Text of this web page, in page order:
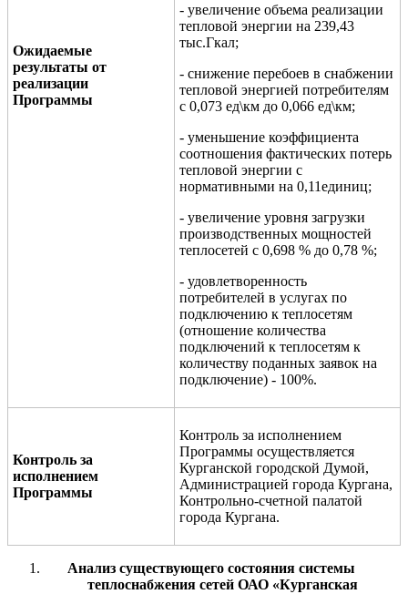
Ожидаемые
результаты от
реализации
Программы
- увеличение объема реализации
тепловой энергии на 239,43
тыс.Гкал;
- снижение перебоев в снабжении
тепловой энергией потребителям
с 0,073 ед\км до 0,066 ед\км;
- уменьшение коэффициента
соотношения фактических потерь
тепловой энергии с
нормативными на 0,11единиц;
- увеличение уровня загрузки
производственных мощностей
теплосетей с 0,698 % до 0,78 %;
- удовлетворенность
потребителей в услугах по
подключению к теплосетям
(отношение количества
подключений к теплосетям к
количеству поданных заявок на
подключение) - 100%.
Контроль за
исполнением
Программы
Контроль за исполнением
Программы осуществляется
Курганской городской Думой,
Администрацией города Кургана,
Контрольно-счетной палатой
города Кургана.
Анализ существующего состояния системы
теплоснабжения сетей ОАО «Курганская